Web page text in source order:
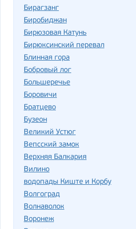
Бирагзанг
Биробиджан
Бирюзовая Катунь
Бирюксинский перевал
Блинная гора
Бобровый лог
Большеречье
Боровичи
Братцево
Бузеон
Великий Устюг
Вепсский замок
Верхняя Балкария
Вилино
водопады Киште и Корбу
Волгоград
Волнаволок
Воронеж